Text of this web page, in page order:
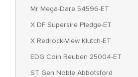
Mr Mega-Dare 54596-ET
X DF Supersire Pledge-ET
X Redrock-View Klutch-ET
EDG Coin Reuben 25004-ET
ST Gen Noble Abbotsford